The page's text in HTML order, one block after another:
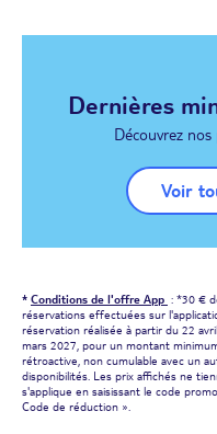
Dernières
Découvrez
Voir
* Conditions de l'offre App : *30 €
réservations effectuées sur
réservation réalisée à partir du 22
mars 2027, pour un montant
rétroactive, non cumulable avec un
disponibilités. Les prix affichés ne
s'applique en saisissant le code
Code de réduction ».